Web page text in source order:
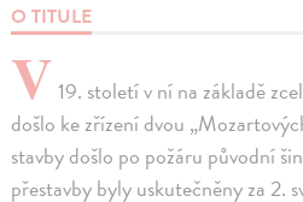
O TITULE
V19. století v ní na základě
došlo ke zřízení dvou
stavby došlo po požáru původní
přestavby byly uskutečněny za 2.